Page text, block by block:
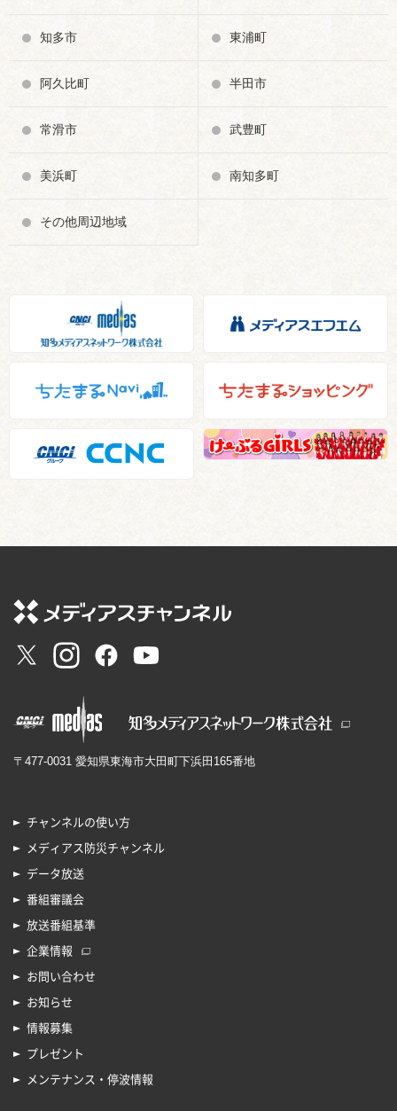
知多市 東浦町
阿久比町 半田市
常滑市 武豊町
美浜町 南知多町
その他周辺地域
〒477-0031 愛知県東海市大田町下浜田165番地
チャンネルの使い方
メディアス防災チャンネル
データ放送
番組審議会
放送番組基準
企業情報
お問い合わせ
お知らせ
情報募集
プレゼント
メンテナンス・停波情報